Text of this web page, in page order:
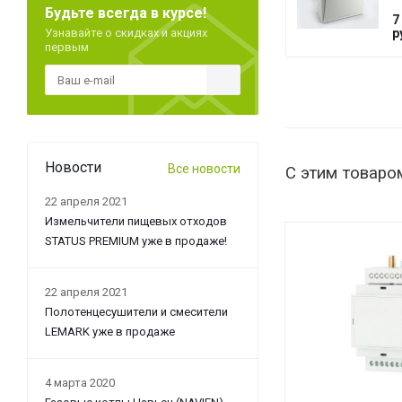
7
С этим
Будьте всегда в курсе!
Узнавайте о скидках и акциях
первым
Новости Все новости
22 апреля 2021
Измельчители пищевых отходов
STATUS PREMIUM уже в продаже!
22 апреля 2021
Полотенцесушители и смесители
LEMARK уже в продаже
4 марта 2020